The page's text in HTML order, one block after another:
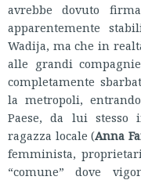
avrebbe dovuto
apparentemente
Wadija, ma che in
alle grandi
completamente
la metropoli,
Paese, da lui stesso
ragazza locale (Anna
femminista,
“comune” dove